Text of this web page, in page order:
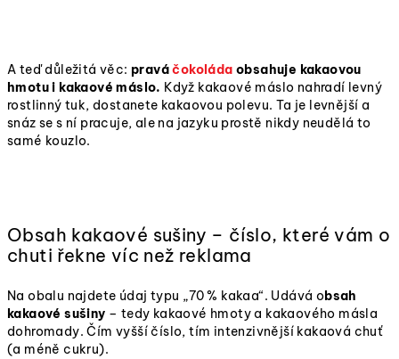
A teď důležitá věc: praváčokoláda obsahuje kakaovou
hmotu i kakaové máslo. Když kakaové máslo nahradí levný
rostlinný tuk, dostanete kakaovou polevu. Ta je levnější a
snáz se s ní pracuje, ale na jazyku prostě nikdy neudělá to
samé kouzlo.
Obsah kakaové sušiny – číslo, které vám o
chuti řekne víc než reklama
Na obalu najdete údaj typu „70 % kakaa“. Udává obsah
kakaové sušiny – tedy kakaové hmoty a kakaového másla
dohromady. Čím vyšší číslo, tím intenzivnější kakaová chuť
(a méně cukru).